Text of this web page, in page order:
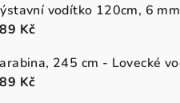
vodítko 120cm, 6 mm
Kč
Kč